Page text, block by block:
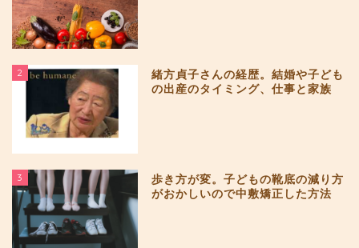
2
緒方貞子さんの経歴。結婚や子ども
の出産のタイミング、仕事と家族
3
歩き方が変。子どもの靴底の減り方
がおかしいので中敷矯正した方法